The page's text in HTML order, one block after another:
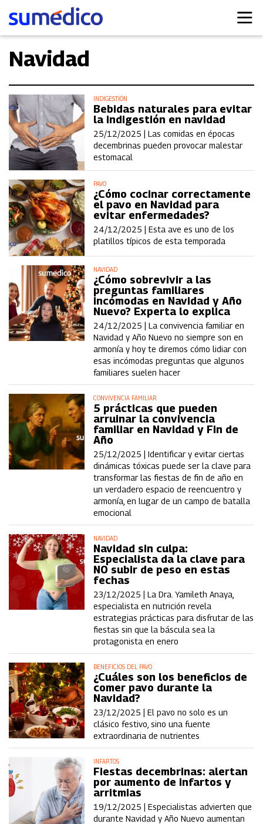
Navidad
INDIGESTIÓN
Bebidas naturales para evitar
la indigestión en navidad
25/12/2025 |Las comidas en épocas
decembrinas pueden provocar malestar
estomacal
PAVO
¿Cómo cocinar correctamente
el pavo en Navidad para
evitar enfermedades?
24/12/2025 |Esta ave es uno de los
platillos típicos de esta temporada
NAVIDAD
¿Cómo sobrevivir a las
preguntas familiares
incómodas en Navidad y Año
Nuevo? Experta lo explica
24/12/2025 |La convivencia familiar en
Navidad y Año Nuevo no siempre son en
armonía y hoy te diremos cómo lidiar con
esas incómodas preguntas que algunos
familiares suelen hacer
CONVIVENCIA FAMILIAR
5 prácticas que pueden
arruinar la convivencia
familiar en Navidad y Fin de
Año
25/12/2025 |Identificar y evitar ciertas
dinámicas tóxicas puede ser la clave para
transformar las fiestas de fin de año en
un verdadero espacio de reencuentro y
armonía, en lugar de un campo de batalla
emocional
NAVIDAD
Navidad sin culpa:
Especialista da la clave para
NO subir de peso en estas
fechas
23/12/2025 |La Dra. Yamileth Anaya,
especialista en nutrición revela
estrategias prácticas para disfrutar de las
fiestas sin que la báscula sea la
protagonista en enero
BENEFICIOS DEL PAVO
¿Cuáles son los beneficios de
comer pavo durante la
Navidad?
23/12/2025 |El pavo no solo es un
clásico festivo, sino una fuente
extraordinaria de nutrientes
INFARTOS
Fiestas decembrinas: alertan
por aumento de infartos y
arritmias
19/12/2025 |Especialistas advierten que
durante Navidad y Año Nuevo aumentan